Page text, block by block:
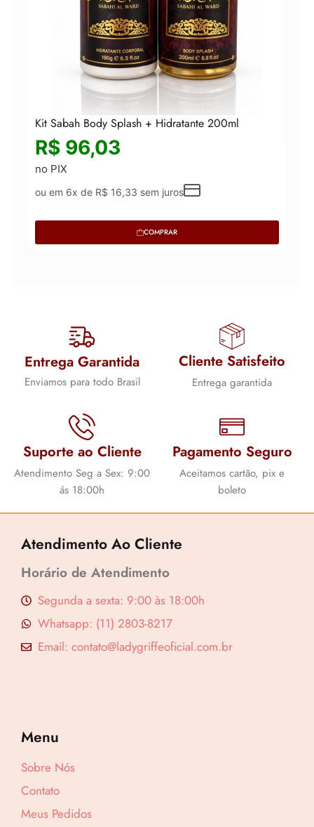
Kit Sabah Body Splash + Hidratante 200ml
R$ 96,03
no PIX
ou em 6x de R$ 16,33 sem juros
COMPRAR
Entrega Garantida
Enviamos para todo Brasil
Cliente Satisfeito
Entrega garantida
Suporte ao Cliente
Atendimento Seg a Sex: 9:00
ás 18:00h
Pagamento Seguro
Aceitamos cartão, pix e
boleto
Atendimento Ao Cliente
Horário de Atendimento
Segunda a sexta: 9:00 às 18:00h
Whatsapp: (11) 2803-8217
Email: contato@ladygriffeoficial.com.br
Menu
Sobre Nós
Contato
Meus Pedidos